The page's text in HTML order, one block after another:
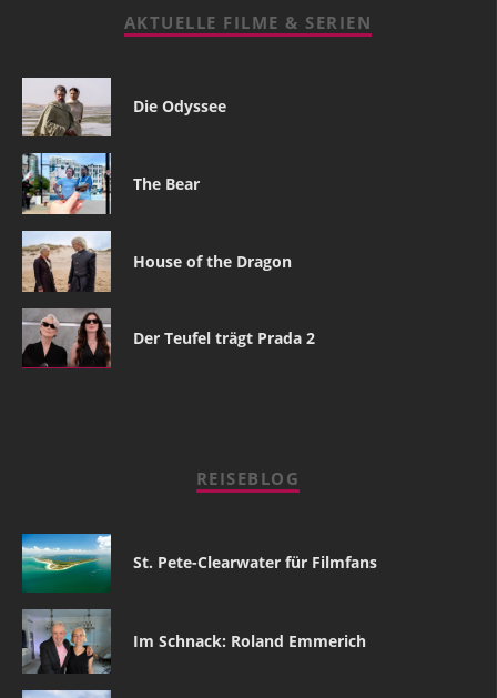
AKTUELLE FILME & SERIEN
Die Odyssee
The Bear
House of the Dragon
Der Teufel trägt Prada 2
REISEBLOG
St. Pete-Clearwater für Filmfans
Im Schnack: Roland Emmerich